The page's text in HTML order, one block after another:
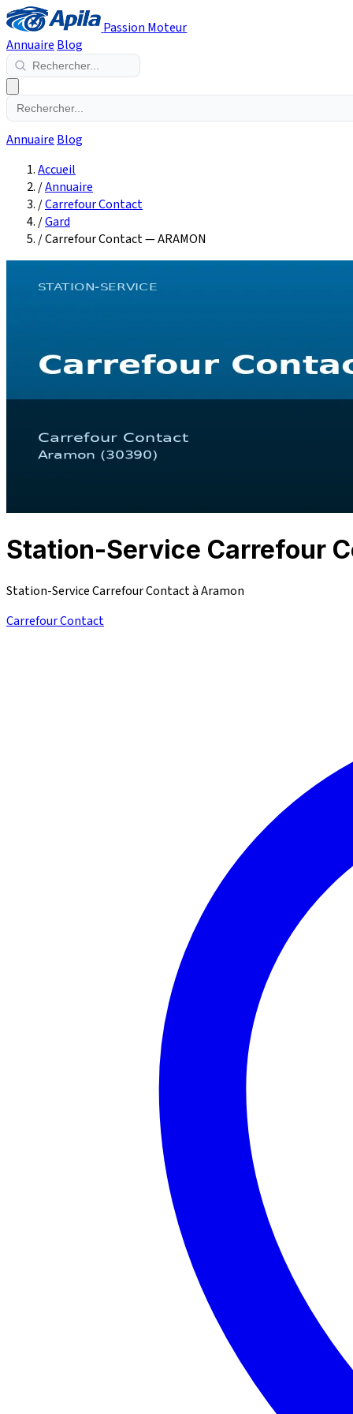
Passion Moteur
Annuaire Blog
Annuaire Blog
Accueil
/Annuaire
/Carrefour Contact
/Gard
/Carrefour Contact — ARAMON
Station-Service Carrefour
Station-Service Carrefour Contact à Aramon
Carrefour Contact